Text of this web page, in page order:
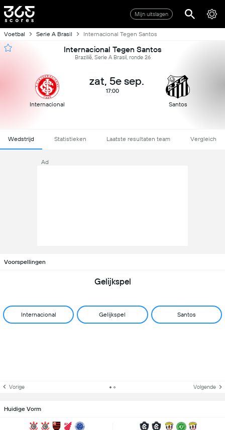
Mijn uitslagen
Voetbal Serie A Brasil Internacional Tegen Santos
Internacional Tegen Santos
Brazilië, Serie A Brasil, ronde 26
Internacional
zat, 5e sep.
17:00
Santos
Wedstrijd Statistieken Laatste resultaten team Vergleich
Ad
Voorspellingen
Gelijkspel
Internacional Gelijkspel Santos
Vorige Volgende
Huidige Vorm